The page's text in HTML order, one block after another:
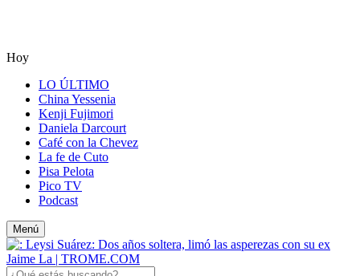
Hoy
LO ÚLTIMO
China Yessenia
Kenji Fujimori
Daniela Darcourt
Café con la Chevez
La fe de Cuto
Pisa Pelota
Pico TV
Podcast
Menú